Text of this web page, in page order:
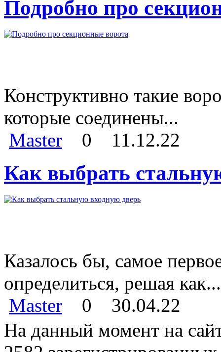
Подробно про
Конструктивно такие
которые соединены...
Master
0 11.12.22
Как выбрать
Казалось бы, самое
определиться, решая как...
Master
0
30.04.22
На данный момент на